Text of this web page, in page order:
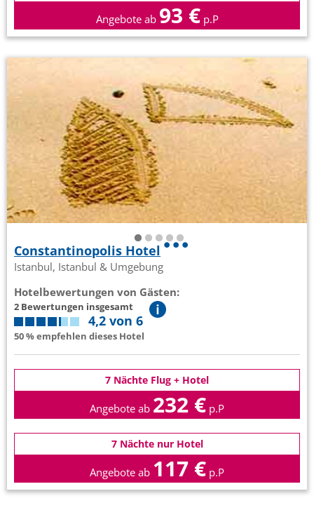
Angebote ab 93 € p.P
Constantinopolis Hotel
Istanbul, Istanbul & Umgebung
Hotelbewertungen von Gästen:
2 Bewertungen insgesamt
4,2 von 6
50 % empfehlen dieses Hotel
7 Nächte Flug + Hotel
Angebote ab 232 € p.P
7 Nächte nur Hotel
Angebote ab 117 € p.P